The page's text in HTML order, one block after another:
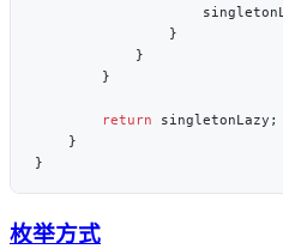
        return
枚举方式